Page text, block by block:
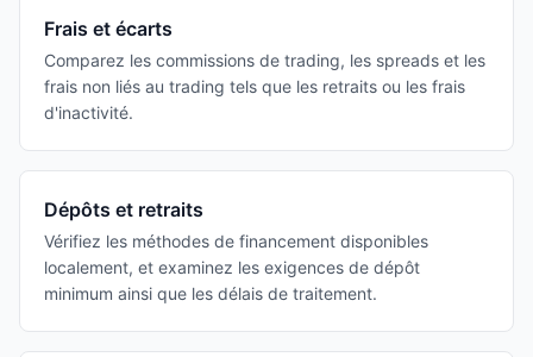
Frais et écarts
Comparez les commissions de trading, les spreads et les
frais non liés au trading tels que les retraits ou les frais
d'inactivité.
Dépôts et retraits
Vérifiez les méthodes de financement disponibles
localement, et examinez les exigences de dépôt
minimum ainsi que les délais de traitement.